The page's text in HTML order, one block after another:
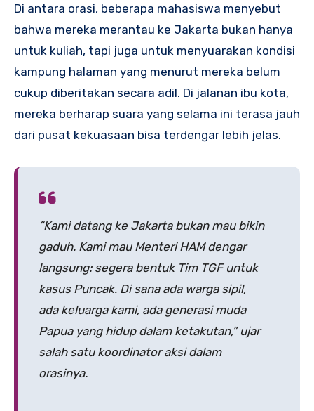
Di antara orasi, beberapa mahasiswa menyebut
bahwa mereka merantau ke Jakarta bukan hanya
untuk kuliah, tapi juga untuk menyuarakan kondisi
kampung halaman yang menurut mereka belum
cukup diberitakan secara adil. Di jalanan ibu kota,
mereka berharap suara yang selama ini terasa jauh
dari pusat kekuasaan bisa terdengar lebih jelas.
“Kami datang ke Jakarta bukan mau bikin
gaduh. Kami mau Menteri HAM dengar
langsung: segera bentuk Tim TGF untuk
kasus Puncak. Di sana ada warga sipil,
ada keluarga kami, ada generasi muda
Papua yang hidup dalam ketakutan,” ujar
salah satu koordinator aksi dalam
orasinya.